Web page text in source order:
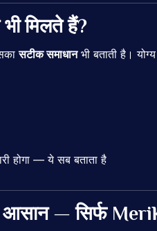
भीमिलतेहैं?
सटीकसमाधान भीबतातीहै।
होगा —येसबबताताहै
आसान —सिर्फ